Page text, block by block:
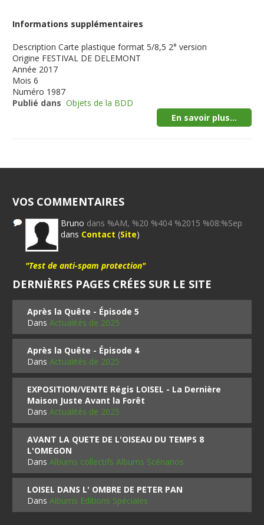
Informations supplémentaires
Description Carte plastique format 5/8,5 2° version
Origine FESTIVAL DE DELEMONT
Année 2017
Mois 6
Numéro 1987
Publié dans Objets de la BDD
En savoir plus...
VOS COMMENTAIRES
Bruno dans %AM, %20 %404 %2015 %08:%Sep
dans Contact (Site)
"Test de anti-spam protection"
DERNIÈRES PAGES CRÉES SUR LE SITE
Après la Quête - Épisode 5
DansActualités de 2025
Après la Quête - Épisode 4
DansActualités de 2025
EXPOSITION/VENTE Régis LOISEL - La Dernière
Maison Juste Avant la Forêt
DansActualités de 2025
AVANT LA QUETE DE L'OISEAU DU TEMPS 8
L'OMEGON
DansAlbums collectifs Albums Scénarios
LOISEL DANS L' OMBRE DE PETER PAN
DansAlbums Editions Spéciales